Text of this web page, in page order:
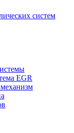
систем
EGR